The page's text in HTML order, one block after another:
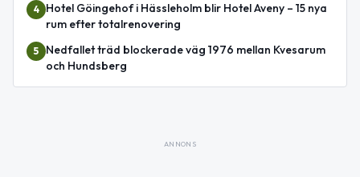
4
Hotel Göingehof i Hässleholm blir Hotel Aveny – 15 nya
rum efter totalrenovering
5
Nedfallet träd blockerade väg 1976 mellan Kvesarum
och Hundsberg
ANNONS